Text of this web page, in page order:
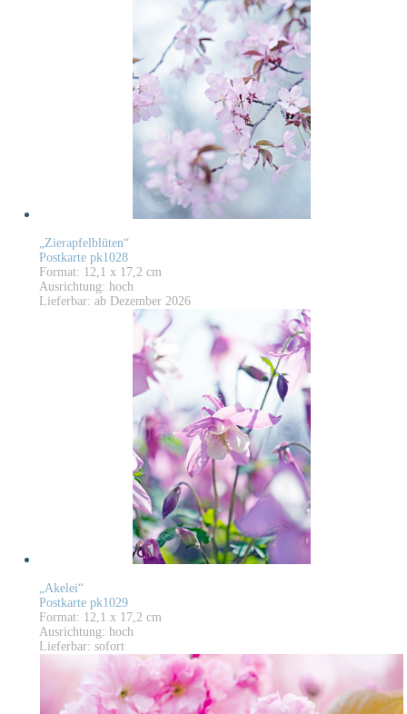
„Zierapfelblüten“
Postkarte pk1028
Format: 12,1 x 17,2 cm
Ausrichtung: hoch
Lieferbar: ab Dezember 2026
„Akelei“
Postkarte pk1029
Format: 12,1 x 17,2 cm
Ausrichtung: hoch
Lieferbar: sofort